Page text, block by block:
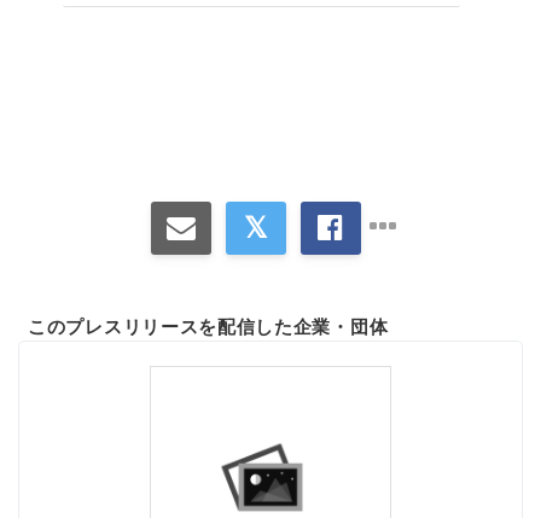
このプレスリリースを配信した企業・団体